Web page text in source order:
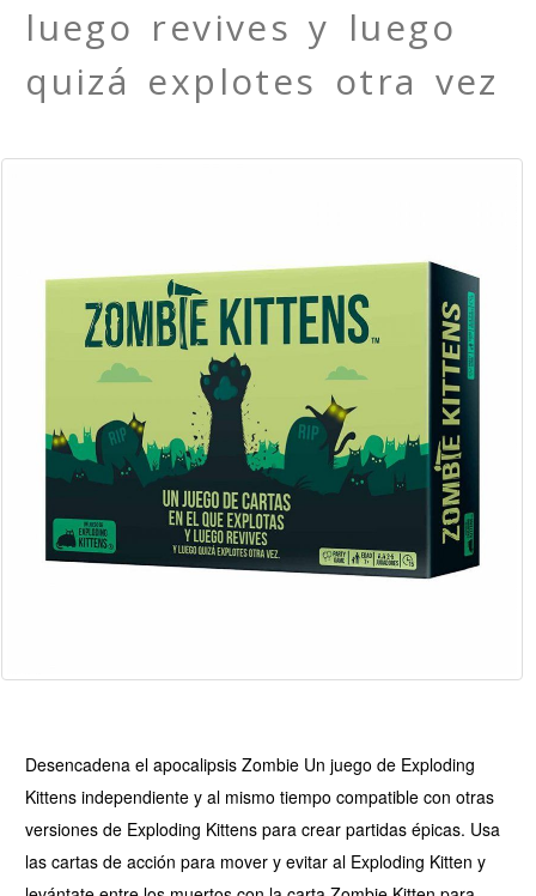
luego revives y luego
quizá explotes otra vez
Desencadena el apocalipsis Zombie Un juego de Exploding
Kittens independiente y al mismo tiempo compatible con otras
versiones de Exploding Kittens para crear partidas épicas. Usa
las cartas de acción para mover y evitar al Exploding Kitten y